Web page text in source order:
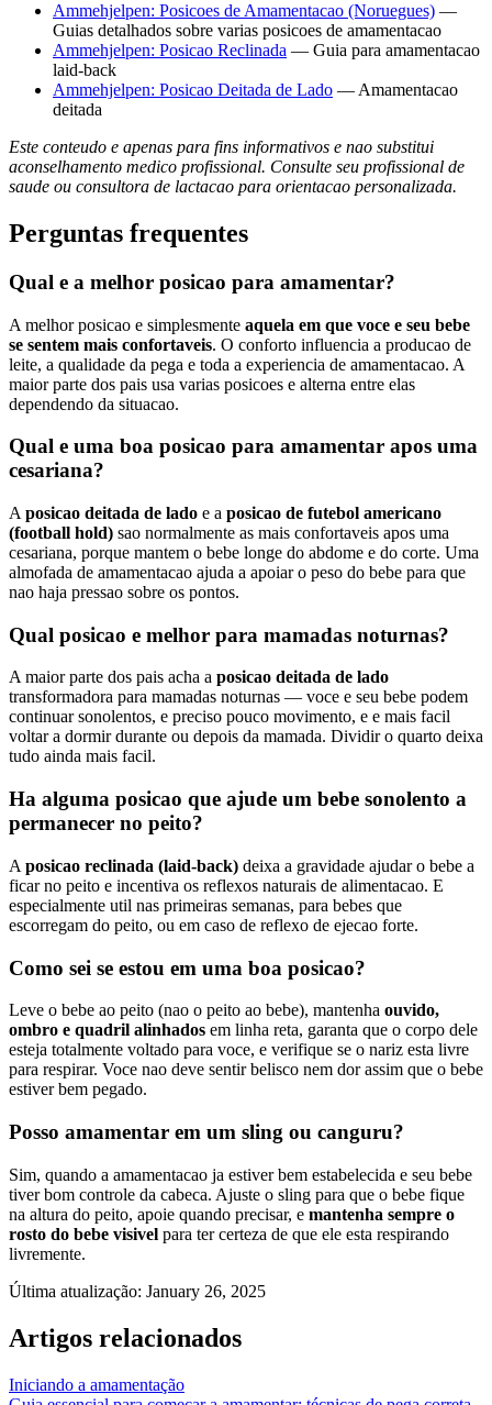
Ammehjelpen: Posicoes de Amamentacao (Noruegues) —
Guias detalhados sobre varias posicoes de amamentacao
Ammehjelpen: Posicao Reclinada — Guia para amamentacao
laid-back
Ammehjelpen: Posicao Deitada de Lado — Amamentacao
deitada
Este conteudo e apenas para fins informativos e nao substitui
aconselhamento medico profissional. Consulte seu profissional de
saude ou consultora de lactacao para orientacao personalizada.
Perguntas frequentes
Qual e a melhor posicao para amamentar?
A melhor posicao e simplesmente aquela em que voce e seu bebe
se sentem mais confortaveis. O conforto influencia a producao de
leite, a qualidade da pega e toda a experiencia de amamentacao. A
maior parte dos pais usa varias posicoes e alterna entre elas
dependendo da situacao.
Qual e uma boa posicao para amamentar apos uma
cesariana?
A posicao deitada de lado e a posicao de futebol americano
(football hold) sao normalmente as mais confortaveis apos uma
cesariana, porque mantem o bebe longe do abdome e do corte. Uma
almofada de amamentacao ajuda a apoiar o peso do bebe para que
nao haja pressao sobre os pontos.
Qual posicao e melhor para mamadas noturnas?
A maior parte dos pais acha a posicao deitada de lado
transformadora para mamadas noturnas — voce e seu bebe podem
continuar sonolentos, e preciso pouco movimento, e e mais facil
voltar a dormir durante ou depois da mamada. Dividir o quarto deixa
tudo ainda mais facil.
Ha alguma posicao que ajude um bebe sonolento a
permanecer no peito?
A posicao reclinada (laid-back) deixa a gravidade ajudar o bebe a
ficar no peito e incentiva os reflexos naturais de alimentacao. E
especialmente util nas primeiras semanas, para bebes que
escorregam do peito, ou em caso de reflexo de ejecao forte.
Como sei se estou em uma boa posicao?
Leve o bebe ao peito (nao o peito ao bebe), mantenha ouvido,
ombro e quadril alinhados em linha reta, garanta que o corpo dele
esteja totalmente voltado para voce, e verifique se o nariz esta livre
para respirar. Voce nao deve sentir belisco nem dor assim que o bebe
estiver bem pegado.
Posso amamentar em um sling ou canguru?
Sim, quando a amamentacao ja estiver bem estabelecida e seu bebe
tiver bom controle da cabeca. Ajuste o sling para que o bebe fique
na altura do peito, apoie quando precisar, e mantenha sempre o
rosto do bebe visivel para ter certeza de que ele esta respirando
livremente.
Última atualização: January 26, 2025
Artigos relacionados
Iniciando a amamentação